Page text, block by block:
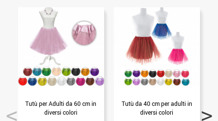
Tutù per Adulti da 60 cm in
diversi colori
Tutù da 40 cm per adulti in
diversi colori